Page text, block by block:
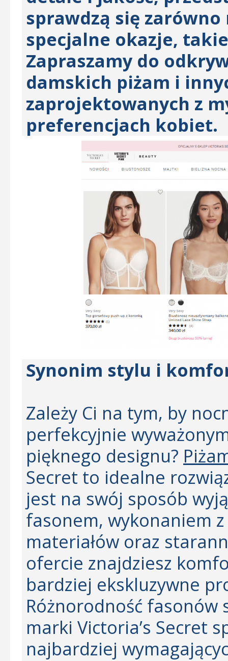
sprawdzą się
specjalne okazje,
Zapraszamy do
damskich piżam i
zaprojektowanych z
preferencjach kobiet.
Synonim stylu i
Zależy Ci na tym, by
perfekcyjnie
pięknego designu?
Secret to idealne
jest na swój sposób
fasonem, wykonaniem
materiałów oraz
ofercie znajdziesz
bardziej ekskluzywne
Różnorodność fasonów
marki Victoria’s Secret
najbardziej